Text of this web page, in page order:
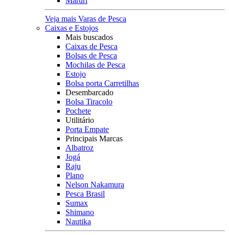
Veja mais Varas de Pesca
Caixas e Estojos
Mais buscados
Caixas de Pesca
Bolsas de Pesca
Mochilas de Pesca
Estojo
Bolsa porta Carretilhas
Desembarcado
Bolsa Tiracolo
Pochete
Utilitário
Porta Empate
Principais Marcas
Albatroz
Jogá
Raju
Plano
Nelson Nakamura
Pesca Brasil
Sumax
Shimano
Nautika